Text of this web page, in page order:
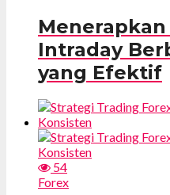
Intraday
yang Efektif
54
Forex